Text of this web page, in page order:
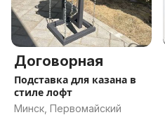
Договорная
Подставка для казана в
стиле лофт
Минск, Первомайский